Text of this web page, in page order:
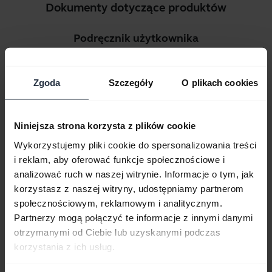
Zgoda Szczegóły O plikach cookies
Niniejsza strona korzysta z plików cookie
Wykorzystujemy pliki cookie do spersonalizowania treści
i reklam, aby oferować funkcje społecznościowe i
analizować ruch w naszej witrynie. Informacje o tym, jak
korzystasz z naszej witryny, udostępniamy partnerom
społecznościowym, reklamowym i analitycznym.
Partnerzy mogą połączyć te informacje z innymi danymi
otrzymanymi od Ciebie lub uzyskanymi podczas
korzystania z ich usług.
Dokumenty dotyczące produktów
Podręcznik użytkownika
Przejdź do wszystkich dokumentów dotyczących produktu
Filmy